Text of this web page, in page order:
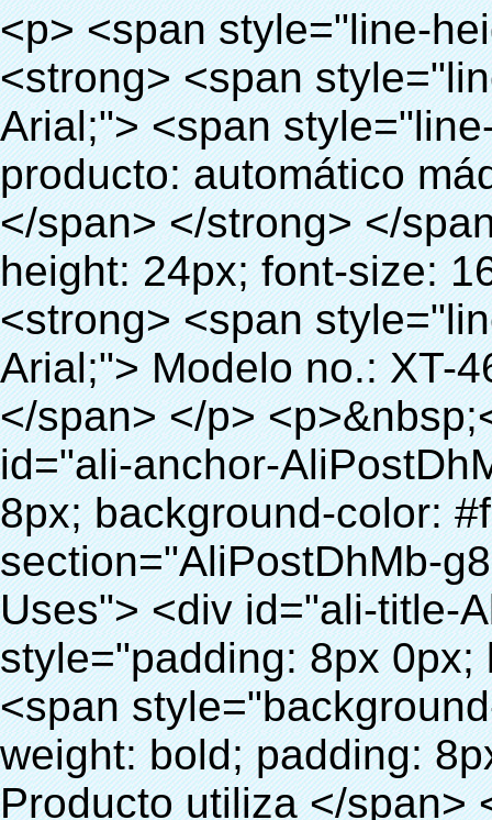
<p> <span style="line-height: 24px; font-size: 16px;"> <strong> <span style="line-height: 27px; font-family: Arial;"> <span style="line-height: 24px;"> Nombre del producto: automático máquina de la cubierta </span> </span> </strong> </span> </p> <p> <span style="line-height: 24px; font-size: 16px;"> <strong> </strong> <strong> <span style="line-height: 24px; font-family: Arial;"> Modelo no.: XT-46B (ii) </span> </strong> </span> </p> <p>&nbsp;</p> <p>&nbsp;</p> <div id="ali-anchor-AliPostDhMb-g85v3" style="padding-top: 8px; background-color: #f5f5f5;" data-section="AliPostDhMb-g85v3" data-section-title="Product Uses"> <div id="ali-title-AliPostDhMb-g85v3" style="padding: 8px 0px; border-bottom-style: solid;"> <span style="background-color: #ddd; color: #333; font-weight: bold; padding: 8px 10px; line-height: 12px;"> Producto utiliza </span> </div> <div style="padding: 10px 0px;"> <p>&nbsp;&nbsp;<img src="http://i03.i.aliimg.com/simg/single/icon/placeholder_100x100.png" data-src="http://g01.s.alicdn.com/kf/HTB1PdJsIVXXXXXwXFXXq6xXFXXXp/200852200/HTB1PdJsIVXXXXXwXFXXq6xXFXXXp.jpg" data-alt="El más nuevo diseño! Automático máquina cubierta de la zapata para quirúrgico" width="700" ori-width="800" ori-height="922" /> <noscript><img src="http://g01.s.alicdn.com/kf/HTB1PdJsIVXXXXXwXFXXq6xXFXXXp/200852200/HTB1PdJsIVXXXXXwXFXXq6xXFXXXp.jpg" alt="El más nuevo diseño! Automático máquina cubierta de la zapata para quirúrgico" width="700" ori-width="800" ori-height="922"></noscript> </p> <p>&nbsp;</p> <p><img src="http://i03.i.aliimg.com/simg/single/icon/placeholder_100x100.png" data-src="http://g03.s.alicdn.com/kf/HTB1dGKSHVXXXXX5XXXXq6xXFXXXf/200852200/HTB1dGKSHVXXXXX5XXXXq6xXFXXXf.jpg" width="700" /> <noscript><img src="http://g03.s.alicdn.com/kf/HTB1dGKSHVXXXXX5XXXXq6xXFXXXf/200852200/HTB1dGKSHVXXXXX5XXXXq6xXFXXXf.jpg" width="700"></noscript> </p> </div> </div> <div id="ali-anchor-AliPostDhMb-ur9dh" style="padding-top: 8px;" data-section="AliPostDhMb-ur9dh" data-section-title="Product Description"> <div id="ali-title-AliPostDhMb-ur9dh" style="padding: 8px 0px; border-bottom-style: solid;"> <span style="background-color: #ddd; color: #333; font-weight: bold; padding: 8px 10px; line-height: 12px;"> Descripción del producto </span> </div> <div style="padding: 10px 0px;"><p>&nbsp;<img src="http://i03.i.aliimg.com/simg/single/icon/placeholder_100x100.png" data-src="http://g01.s.alicdn.com/kf/HTB1QRdpIVXXXXbbXVXXq6xXFXXXM/200852200/HTB1QRdpIVXXXXbbXVXXq6xXFXXXM.jpg" data-alt="El más nuevo diseño! Automático máquina cubierta de la zapata para quirúrgico" width="700" ori-width="700" ori-height="967" /> <noscript><img src="http://g01.s.alicdn.com/kf/HTB1QRdpIVXXXXbbXVXXq6xXFXXXM/200852200/HTB1QRdpIVXXXXbbXVXXq6xXFXXXM.jpg" alt="El más nuevo diseño! Automático máquina cubierta de la zapata para quirúrgico" width="700" ori-width="700" ori-height="967"></noscript> </p></div> </div> <p>&nbsp;</p> <p>&nbsp;</p> <p><img src="http://i03.i.aliimg.com/simg/single/icon/placeholder_100x100.png" data-src="http://g01.s.alicdn.com/kf/HTB1cdlsIVXXXXcmXpXXq6xXFXXXe/200852200/HTB1cdlsIVXXXXcmXpXXq6xXFXXXe.jpg" data-alt="El más nuevo diseño! Automático máquina cubierta de la zapata para quirúrgico" width="700" ori-width="700" ori-height="564" /> <noscript><img src="http://g01.s.alicdn.com/kf/HTB1cdlsIVXXXXcmXpXXq6xXFXXXe/200852200/HTB1cdlsIVXXXXcmXpXXq6xXFXXXe.jpg" alt="El más nuevo diseño! Automático máquina cubierta de la zapata para quirúrgico" width="700" ori-width="700" ori-height="564"></noscript> </p> <p>&nbsp;</p> <p>&nbsp;</p> <div id="ali-anchor-AliPostDhMb-kqf20" style="padding-top: 8px;" data-section="AliPostDhMb-kqf20" data-section-title="Product Advantages"> <div id="ali-title-AliPostDhMb-kqf20" style="padding: 8px 0px; border-bottom-style: solid;"> <span style="background-color: #ddd; color: #333; font-weight: bold; padding: 8px 10px; line-height: 12px;"> Ventajas del producto </span> </div> <div style="padding: 10px 0px;"> <p>&nbsp;</p> <table class="aliDataTable" style="width: 600px; height: 436px;"><tbody> <tr style="height: 34.35pt;" align="left"><td style="width: 598pt;" colspan="2" valign="center"><p> <span style="line-height: normal; font-weight: bold; font-size: 12pt; font-family: Arial;"> Ventaja de Quen Shoe machine: </span> </p></td></tr> <tr style="height: 53.95pt;" align="left"> <td style="width: